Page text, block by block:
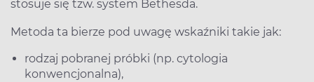
stosuje się tzw. system Bethesda.
Metoda ta bierze pod uwagę wskaźniki takie jak:
rodzaj pobranej próbki (np. cytologia
konwencjonalna),